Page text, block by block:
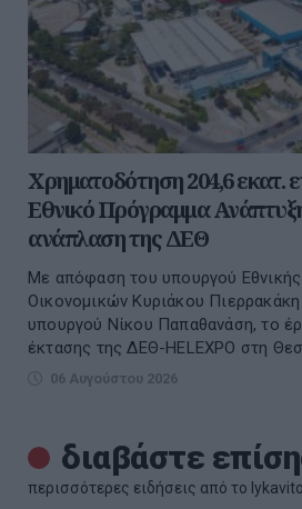
Χρηματοδότηση 204,6 εκατ.
Εθνικό Πρόγραμμα
ανάπλαση της ΔΕΘ
Με απόφαση του υπουργού Εθνικής
Οικονομικών Κυριάκου
υπουργού Νίκου Παπαθανάση, το
έκτασης της ΔΕΘ-HELEXPO στη
06 Αυγούστου 2026
διαβάστε
περισσότερες ειδήσεις από το